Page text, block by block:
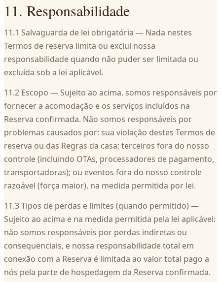
11. Responsabilidade
11.1 Salvaguarda de lei obrigatória — Nada nestes
Termos de reserva limita ou exclui nossa
responsabilidade quando não puder ser limitada ou
excluída sob a lei aplicável.
11.2 Escopo — Sujeito ao acima, somos responsáveis por
fornecer a acomodação e os serviços incluídos na
Reserva confirmada. Não somos responsáveis por
problemas causados por: sua violação destes Termos de
reserva ou das Regras da casa; terceiros fora do nosso
controle (incluindo OTAs, processadores de pagamento,
transportadoras); ou eventos fora do nosso controle
razoável (força maior), na medida permitida por lei.
11.3 Tipos de perdas e limites (quando permitido) —
Sujeito ao acima e na medida permitida pela lei aplicável:
não somos responsáveis por perdas indiretas ou
consequenciais, e nossa responsabilidade total em
conexão com a Reserva é limitada ao valor total pago a
nós pela parte de hospedagem da Reserva confirmada.